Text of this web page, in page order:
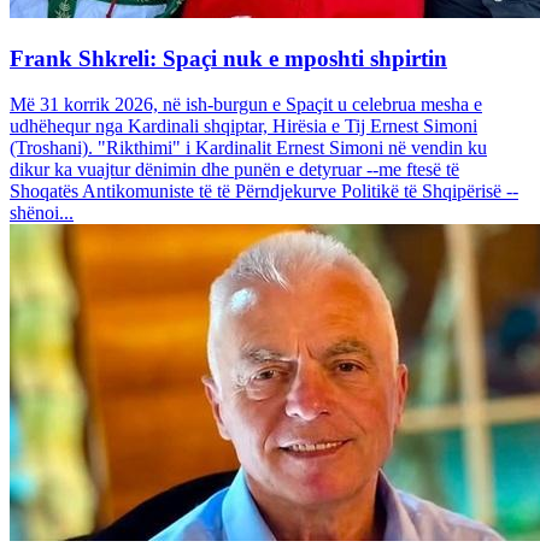
Frank Shkreli: Spaçi nuk e mposhti shpirtin
Më 31 korrik 2026, në ish-burgun e Spaçit u celebrua mesha e
udhëhequr nga Kardinali shqiptar, Hirësia e Tij Ernest Simoni
(Troshani). "Rikthimi" i Kardinalit Ernest Simoni në vendin ku
dikur ka vuajtur dënimin dhe punën e detyruar --me ftesë të
Shoqatës Antikomuniste të të Përndjekurve Politikë të Shqipërisë --
shënoi...